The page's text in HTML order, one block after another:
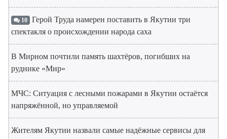
10 Герой Труда намерен поставить в Якутии три
спектакля о происхождении народа саха
В Мирном почтили память шахтёров, погибших на
руднике «Мир»
МЧС: Ситуация с лесными пожарами в Якутии остаётся
напряжённой, но управляемой
Жителям Якутии назвали самые надёжные сервисы для